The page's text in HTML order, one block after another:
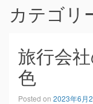
カテゴリ
旅行会
色
Posted on 2023年6月